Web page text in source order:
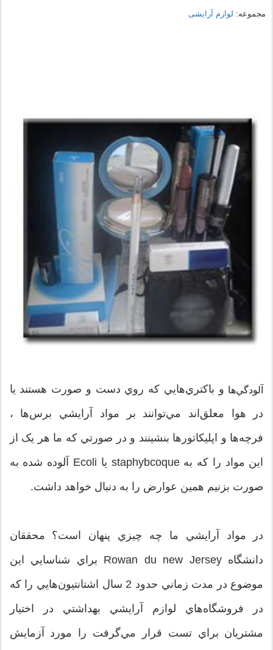
مجموعه: لوازم آرایشی
آلودگي‌ها و باکتري‌هايي که روي دست و صورت هستند يا
در هوا معلق‌اند مي‌توانند بر مواد آرايشي برس‌ها ،
فرچه‌ها و اپليکاتورها بنشينند و در صورتي که ما هر يک از
اين مواد را که به staphybcoque يا Ecoli آلوده شده به
صورت بزنيم همين عوارض را به دنبال خواهد داشت.
در مواد آرايشي ما چه چيزي پنهان است؟ محققان
دانشگاه Rowan du new Jersey براي شناسايي اين
موضوع در مدت زماني حدود 2 سال اشتانتيون‌هايي را که
در فروشگاه‌هاي لوازم آرايشي بهداشتي در اختيار
مشتريان براي تست قرار مي‌گرفت را مورد آزمايش